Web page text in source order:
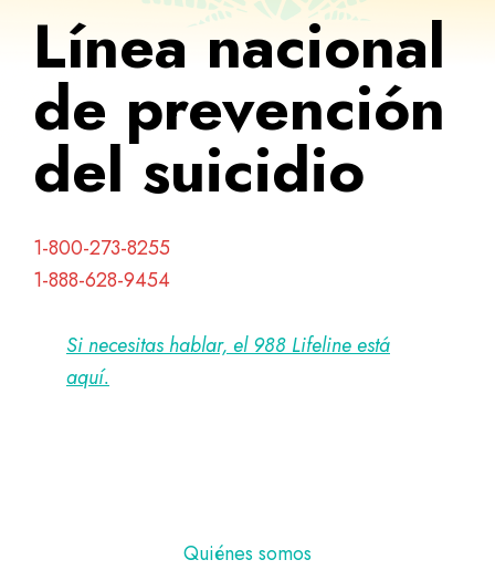
Línea nacional
de prevención
del suicidio
1-800-273-8255
1-888-628-9454
Si necesitas hablar, el 988 Lifeline está
aquí.
Quiénes somos